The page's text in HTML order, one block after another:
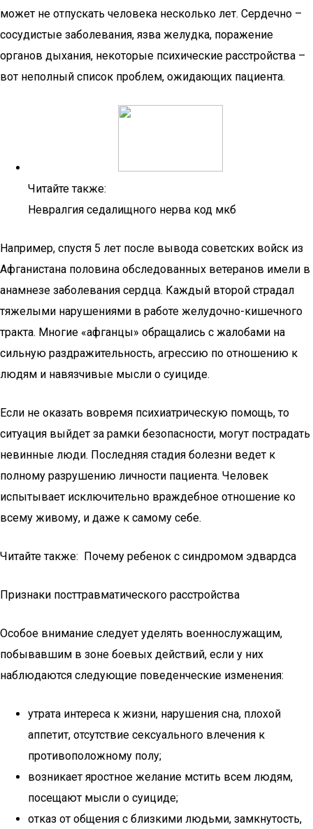
может не отпускать человека несколько лет. Сердечно –
сосудистые заболевания, язва желудка, поражение
органов дыхания, некоторые психические расстройства –
вот неполный список проблем, ожидающих пациента.
Читайте также:
Невралгия седалищного нерва код мкб
Например, спустя 5 лет после вывода советских войск из
Афганистана половина обследованных ветеранов имели в
анамнезе заболевания сердца. Каждый второй страдал
тяжелыми нарушениями в работе желудочно-кишечного
тракта. Многие «афганцы» обращались с жалобами на
сильную раздражительность, агрессию по отношению к
людям и навязчивые мысли о суициде.
Если не оказать вовремя психиатрическую помощь, то
ситуация выйдет за рамки безопасности, могут пострадать
невинные люди. Последняя стадия болезни ведет к
полному разрушению личности пациента. Человек
испытывает исключительно враждебное отношение ко
всему живому, и даже к самому себе.
Читайте также: Почему ребенок с синдромом эдвардса
Признаки посттравматического расстройства
Особое внимание следует уделять военнослужащим,
побывавшим в зоне боевых действий, если у них
наблюдаются следующие поведенческие изменения:
утрата интереса к жизни, нарушения сна, плохой
аппетит, отсутствие сексуального влечения к
противоположному полу;
возникает яростное желание мстить всем людям,
посещают мысли о суициде;
отказ от общения с близкими людьми, замкнутость,